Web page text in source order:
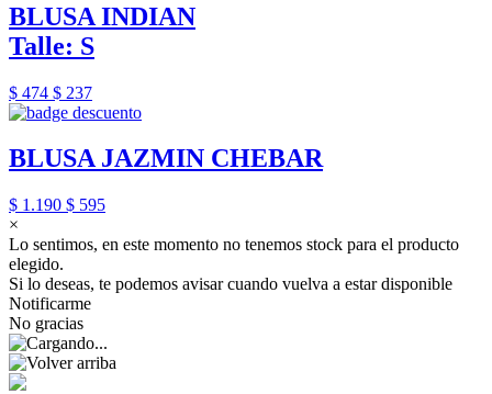
BLUSA INDIAN
Talle: S
$ 474 $ 237
BLUSA JAZMIN CHEBAR
$ 1.190 $ 595
×
Lo sentimos, en este momento no tenemos stock para el producto
elegido.
Si lo deseas, te podemos avisar cuando vuelva a estar disponible
Notificarme
No gracias